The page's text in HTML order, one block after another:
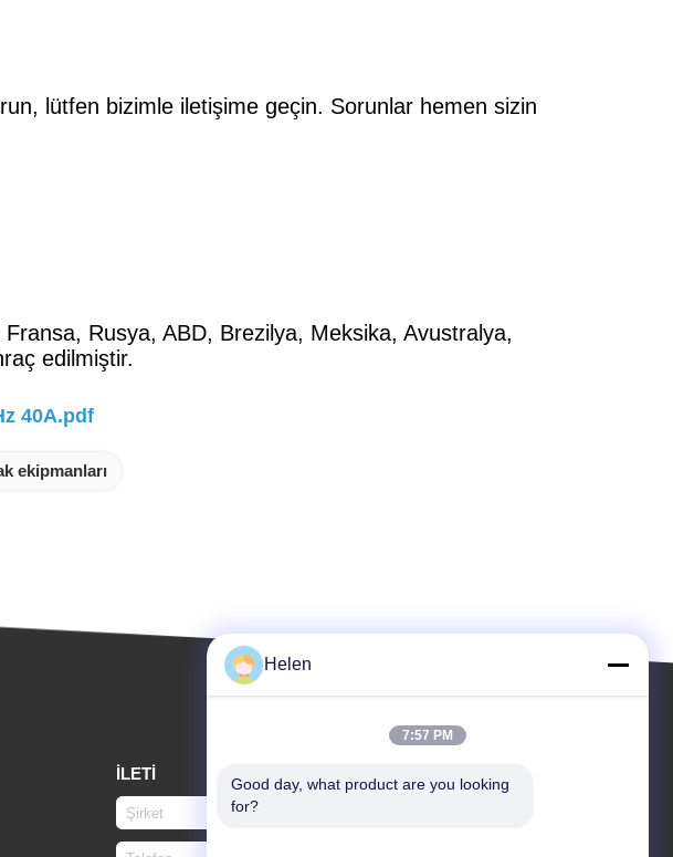
lütfen bizimle iletişime geçin. Sorunlar hemen sizin
Rusya, ABD, Brezilya, Meksika, Avustralya,
edilmiştir.
40A.pdf
ekipmanları
İLETI
Helen
7:57 PM
Good day, what product are you looking
for?